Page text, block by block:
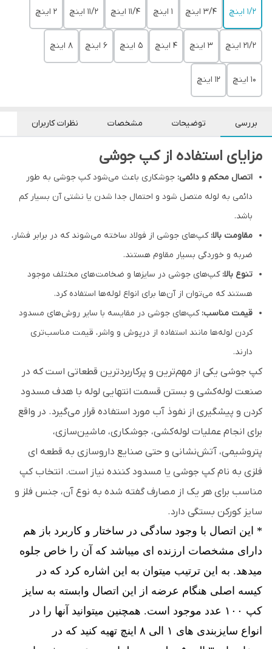
1/2 اینچ 3/4 اینچ 1 اینچ 11/4 اینچ 11/2 اینچ 2 اینچ
21/2 اینچ 3 اینچ 4 اینچ 5 اینچ 6 اینچ 8 اینچ
10 اینچ 12 اینچ
بررسی توضیحات مشخصات نظرات کاربران
مزایای استفاده از کپ جوشی
اتصال محکم و دائمی: جوشکاری باعث می‌شود کپ جوشی به طور
دائمی به لوله متصل شود و احتمال جدا شدن یا نشتی آن بسیار کم
باشد.
مقاومت بالا: کپ‌های جوشی از فولاد ساخته می‌شوند که در برابر فشار،
ضربه و خوردگی بسیار مقاوم هستند.
تنوع بالا:کپ‌های جوشی در سایزها و ضخامت‌های مختلف موجود
هستند که می‌توان از آن‌ها برای انواع لوله‌ها استفاده کرد.
قیمت مناسب:کپ‌های جوشی در مقایسه با سایر روش‌های مسدود
کردن لوله‌ها مانند استفاده از درپوش و واشر، قیمت مناسب‌تری
دارند.
کپ جوشی یکی از مهم‌ترین و پرکاربردترین قطعاتی است که در
صنعت لوله‌کشی و بستن قسمت انتهایی لوله با هدف مسدود
کردن و پیشگیری از نفوذ آب مورد استفاده قرار می‌گیرد. در واقع
برای انجام عملیات لوله‌کشی، جوشکاری، ماشین‌سازی،
پتروشیمی، آتش‌نشانی و حتی صنایع داروسازی به قطعه ای
فلزی به نام کپ جوشی یا مسدود کننده نیاز است. انتخاب کپ
مناسب برای هر یک از مصارف گفته شده به نوع آن، جنس فلز و
سایز کورکن بستگی دارد.
* این اتصال با وجود سادگی در ساختار و کاربرد باز هم
دارای مشخصات ارزنده ای میباشد که آن را خاص جلوه
میدهد. به این ترتیب میتوان به این اشاره کرد که در
کیسه اصلی هنگام عرضه از این اتصال وابسته به سایز
کپ ۱۰۰ عدد موجود است. همچنین میتوانید آنها را در
انواع سایزبندی های ۱ الی ۸ اینچ تهیه کنید که در